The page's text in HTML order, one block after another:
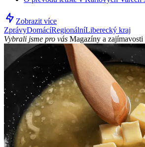
Zobrazit více
ZprávyDomácíRegionálníLiberecký kraj
Vybrali jsme pro vás Magazíny a zajímavosti